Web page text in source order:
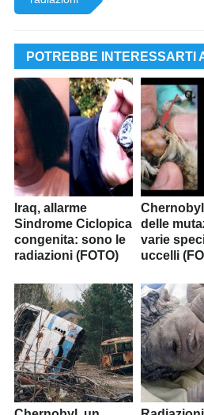
POTREBBE INTERESSARTI
Iraq, allarme
Sindrome Ciclopica
congenita: sono le
radiazioni (FOTO)
delle
varie
uccelli